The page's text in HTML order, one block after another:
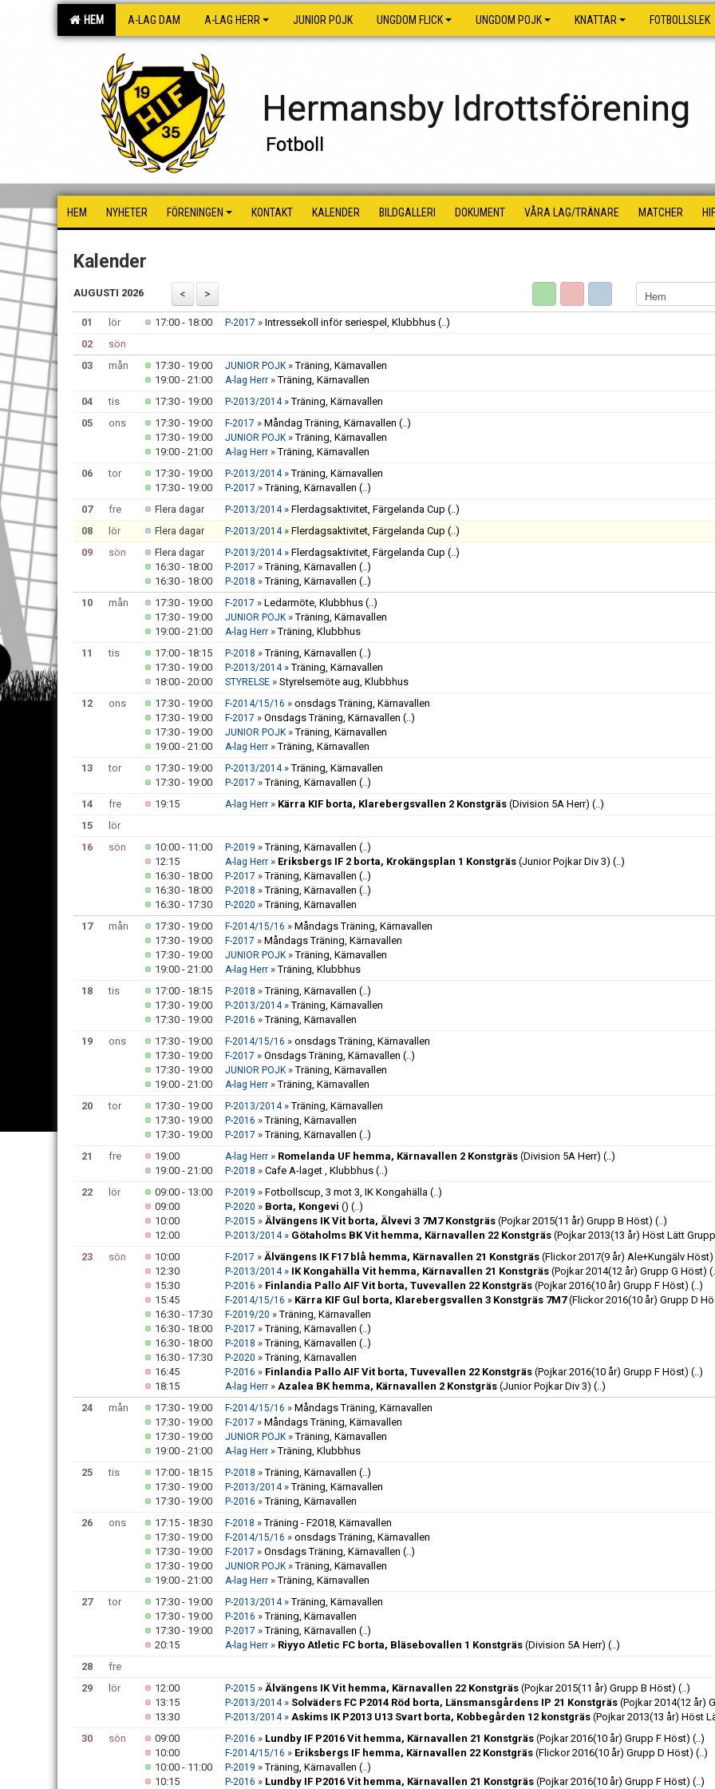
HEM A-LAG DAM A-LAG HERR JUNIOR POJK UNGDOM FLICK UNGDOM POJK KNATTAR FOTBOLLSLEK
Hermansby Idrottsförening
Fotboll
HEM NYHETER FÖRENINGEN KONTAKT KALENDER BILDGALLERI DOKUMENT VÅRA LAG/TRÄNARE MATCHER
Kalender
AUGUSTI 2026
01 lör 17:00 - 18:00 P-2017 » Intressekoll inför seriespel, Klubbhus (..)
02
sön
03
mån 17:30 - 19:00 JUNIOR POJK »Träning, Kärnavallen
19:00 - 21:00
A-lag Herr »Träning, Kärnavallen
04
tis 17:30 - 19:00 P-2013/2014»Träning, Kärnavallen
05
ons 17:30 - 19:00 F-2017 » Måndag Träning, Kärnavallen (..)
17:30 - 19:00
JUNIOR POJK »Träning, Kärnavallen
19:00 - 21:00
A-lag Herr »Träning, Kärnavallen
06
tor 17:30 - 19:00 P-2013/2014»Träning, Kärnavallen
17:30 - 19:00
P-2017 »Träning, Kärnavallen (..)
07
fre Flera dagar P-2013/2014» Flerdagsaktivitet, Färgelanda Cup (..)
08
lör Flera dagar P-2013/2014» Flerdagsaktivitet, Färgelanda Cup (..)
09
sön Flera dagar P-2013/2014» Flerdagsaktivitet, Färgelanda Cup (..)
16:30 - 18:00
P-2017 »Träning, Kärnavallen (..)
16:30 - 18:00
P-2018 »Träning, Kärnavallen (..)
10
mån 17:30 - 19:00 F-2017 » Ledarmöte, Klubbhus (..)
17:30 - 19:00
JUNIOR POJK »Träning, Kärnavallen
19:00 - 21:00
A-lag Herr »Träning, Klubbhus
11
tis 17:00 - 18:15 P-2018 »Träning, Kärnavallen (..)
17:30 - 19:00
P-2013/2014»Träning, Kärnavallen
18:00 - 20:00
STYRELSE » Styrelsemöte aug, Klubbhus
12
ons 17:30 - 19:00 F-2014/15/16 » onsdags Träning, Kärnavallen
17:30 - 19:00
F-2017 » Onsdags Träning, Kärnavallen (..)
17:30 - 19:00
JUNIOR POJK »Träning, Kärnavallen
19:00 - 21:00
A-lag Herr »Träning, Kärnavallen
13
tor 17:30 - 19:00 P-2013/2014»Träning, Kärnavallen
17:30 - 19:00
P-2017 »Träning, Kärnavallen (..)
14
fre 19:15 A-lag Herr » Kärra KIF borta, Klarebergsvallen 2 Konstgräs (Division 5A Herr) (..)
15
lör
16
sön 10:00 - 11:00 P-2019 »Träning, Kärnavallen (..)
12:15
A-lag Herr » Eriksbergs IF 2 borta, Krokängsplan 1 Konstgräs (Junior Pojkar Div 3) (..)
16:30 - 18:00
P-2017 »Träning, Kärnavallen (..)
16:30 - 18:00
P-2018 »Träning, Kärnavallen (..)
16:30 - 17:30
P-2020 »Träning, Kärnavallen
17
mån 17:30 - 19:00 F-2014/15/16 » Måndags Träning, Kärnavallen
17:30 - 19:00
F-2017 » Måndags Träning, Kärnavallen
17:30 - 19:00
JUNIOR POJK »Träning, Kärnavallen
19:00 - 21:00
A-lag Herr »Träning, Klubbhus
18
tis 17:00 - 18:15 P-2018 »Träning, Kärnavallen (..)
17:30 - 19:00
P-2013/2014»Träning, Kärnavallen
17:30 - 19:00
P-2016 »Träning, Kärnavallen
19
ons 17:30 - 19:00 F-2014/15/16 » onsdags Träning, Kärnavallen
17:30 - 19:00
F-2017 » Onsdags Träning, Kärnavallen (..)
17:30 - 19:00
JUNIOR POJK »Träning, Kärnavallen
19:00 - 21:00
A-lag Herr »Träning, Kärnavallen
20
tor 17:30 - 19:00 P-2013/2014»Träning, Kärnavallen
17:30 - 19:00
P-2016 »Träning, Kärnavallen
17:30 - 19:00
P-2017 »Träning, Kärnavallen (..)
21
fre 19:00 A-lag Herr » Romelanda UF hemma, Kärnavallen 2 Konstgräs (Division 5A Herr) (..)
19:00 - 21:00
P-2018 » Cafe A-laget , Klubbhus (..)
22
lör 09:00 - 13:00 P-2019 » Fotbollscup, 3 mot 3, IK Kongahälla (..)
09:00
P-2020 » Borta, Kongevi () (..)
10:00
P-2015 » Älvängens IK Vit borta, Älvevi 3 7M7 Konstgräs (Pojkar 2015(11 år) Grupp B Höst) (..)
12:00
P-2013/2014» Götaholms BK Vit hemma, Kärnavallen 22 Konstgräs (Pojkar 2013(13 år) Höst Lätt
23
sön 10:00 F-2017 » Älvängens IK F17 blå hemma, Kärnavallen 21 Konstgräs (Flickor 2017(9 år) Ale+Kungälv Höst)
12:30
P-2013/2014» IK Kongahälla Vit hemma, Kärnavallen 21 Konstgräs (Pojkar 2014(12 år) Grupp G Höst)
15:30
P-2016 » Finlandia Pallo AIF Vit borta, Tuvevallen 22 Konstgräs (Pojkar 2016(10 år) Grupp F Höst) (..)
15:45
F-2014/15/16 » Kärra KIF Gul borta, Klarebergsvallen 3 Konstgräs 7M7(Flickor 2016(10 år) Grupp D
16:30 - 17:30
F-2019/20 »Träning, Kärnavallen
16:30 - 18:00
P-2017 »Träning, Kärnavallen (..)
16:30 - 18:00
P-2018 »Träning, Kärnavallen (..)
16:30 - 17:30
P-2020 »Träning, Kärnavallen
16:45
P-2016 » Finlandia Pallo AIF Vit borta, Tuvevallen 22 Konstgräs (Pojkar 2016(10 år) Grupp F Höst) (..)
18:15
A-lag Herr » Azalea BK hemma, Kärnavallen 2 Konstgräs (Junior Pojkar Div 3) (..)
24
mån 17:30 - 19:00 F-2014/15/16 » Måndags Träning, Kärnavallen
17:30 - 19:00
F-2017 » Måndags Träning, Kärnavallen
17:30 - 19:00
JUNIOR POJK »Träning, Kärnavallen
19:00 - 21:00
A-lag Herr »Träning, Klubbhus
25
tis 17:00 - 18:15 P-2018 »Träning, Kärnavallen (..)
17:30 - 19:00
P-2013/2014»Träning, Kärnavallen
17:30 - 19:00
P-2016 »Träning, Kärnavallen
26
ons 17:15 - 18:30 F-2018 »Träning - F2018, Kärnavallen
17:30 - 19:00
F-2014/15/16 » onsdags Träning, Kärnavallen
17:30 - 19:00
F-2017 » Onsdags Träning, Kärnavallen (..)
17:30 - 19:00
JUNIOR POJK »Träning, Kärnavallen
19:00 - 21:00
A-lag Herr »Träning, Kärnavallen
27
tor 17:30 - 19:00 P-2013/2014»Träning, Kärnavallen
17:30 - 19:00
P-2016 »Träning, Kärnavallen
17:30 - 19:00
P-2017 »Träning, Kärnavallen (..)
20:15
A-lag Herr » Riyyo Atletic FC borta, Bläsebovallen 1 Konstgräs (Division 5A Herr) (..)
28
fre
29
lör 12:00 P-2015 » Älvängens IK Vit hemma, Kärnavallen 22 Konstgräs (Pojkar 2015(11 år) Grupp B Höst) (..)
13:15
P-2013/2014» Solväders FC P2014 Röd borta, Länsmansgårdens IP 21 Konstgräs (Pojkar 2014(12 år)
13:30
P-2013/2014» Askims IK P2013 U13 Svart borta, Kobbegården 12 konstgräs (Pojkar 2013(13 år) Höst
30
sön 09:00 P-2016 » Lundby IF P2016 Vit hemma, Kärnavallen 21 Konstgräs (Pojkar 2016(10 år) Grupp F Höst) (..)
10:00
F-2014/15/16 » Eriksbergs IF hemma, Kärnavallen 22 Konstgräs (Flickor 2016(10 år) Grupp D Höst) (..)
10:00 - 11:00
P-2019 »Träning, Kärnavallen (..)
10:15
P-2016 » Lundby IF P2016 Vit hemma, Kärnavallen 21 Konstgräs (Pojkar 2016(10 år) Grupp F Höst) (..)